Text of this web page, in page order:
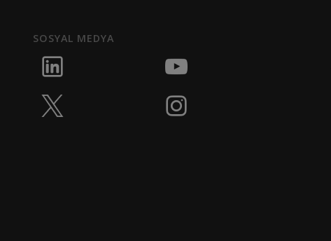
SOSYAL MEDYA